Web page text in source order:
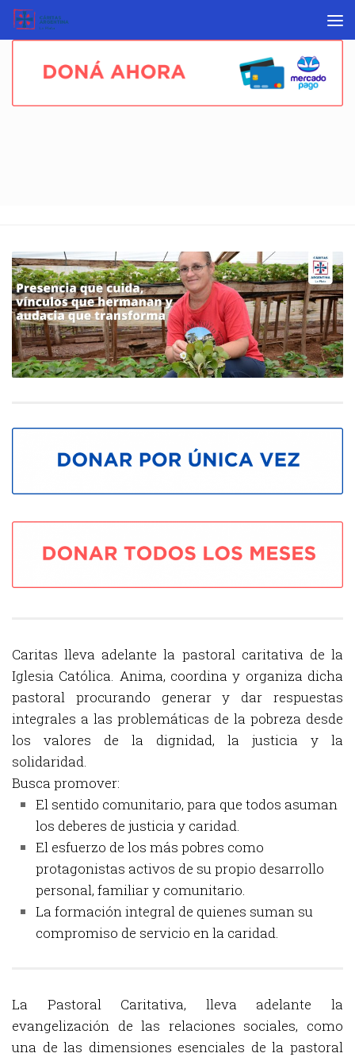
Skip to content
Caritas lleva adelante la pastoral caritativa de la
Iglesia Católica. Anima, coordina y organiza dicha
pastoral procurando generar y dar respuestas
integrales a las problemáticas de la pobreza desde
los valores de la dignidad, la justicia y la
solidaridad.
Busca promover:
El sentido comunitario, para que todos asuman
los deberes de justicia y caridad.
El esfuerzo de los más pobres como
protagonistas activos de su propio desarrollo
personal, familiar y comunitario.
La formación integral de quienes suman su
compromiso de servicio en la caridad.
La Pastoral Caritativa, lleva adelante la
evangelización de las relaciones sociales, como
una de las dimensiones esenciales de la pastoral